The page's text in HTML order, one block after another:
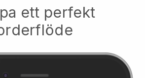
ett perfekt